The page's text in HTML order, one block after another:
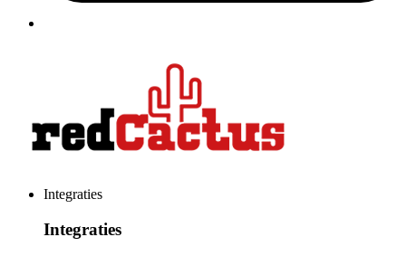
Integraties
Integraties